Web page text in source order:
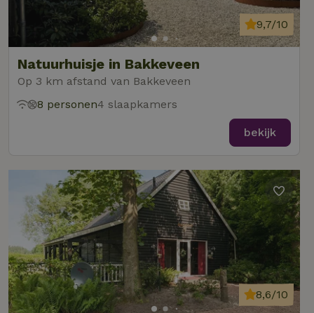
Natuurhuisje in Bakkeveen
Op 3 km afstand van Bakkeveen
9,7/10
8 personen4 slaapkamers
bekijk
8,6/10